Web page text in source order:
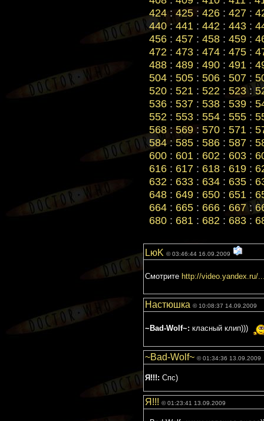
424: 425: 426: 427:
440: 441 : 442 : 443:
456: 457: 458: 459:
472 : 473: 474: 475:
488: 489: 490: 491 :
504 : 505 : 506 : 507 :
520: 521 : 522 : 523:
536: 537: 538: 539:
552 : 553: 554: 555:
568: 569: 570: 571 :
584: 585: 586: 587:
600 : 601 : 602 : 603 :
616: 617: 618: 619:
632 : 633: 634: 635:
648: 649: 650: 651 :
664: 665: 666: 667:
680: 681 : 682 : 683:
LюK © 03:46:44 16.09.2009
Смотрите http://video.yandex.ru/
Настюшка © 10:08:37 14.09.2009
~Bad-Wolf~: класный клип)))
~Bad-Wolf~ © 01:34:36 13.09.2009
Я!!!: Спс)
Я!!! © 01:23:41 13.09.2009